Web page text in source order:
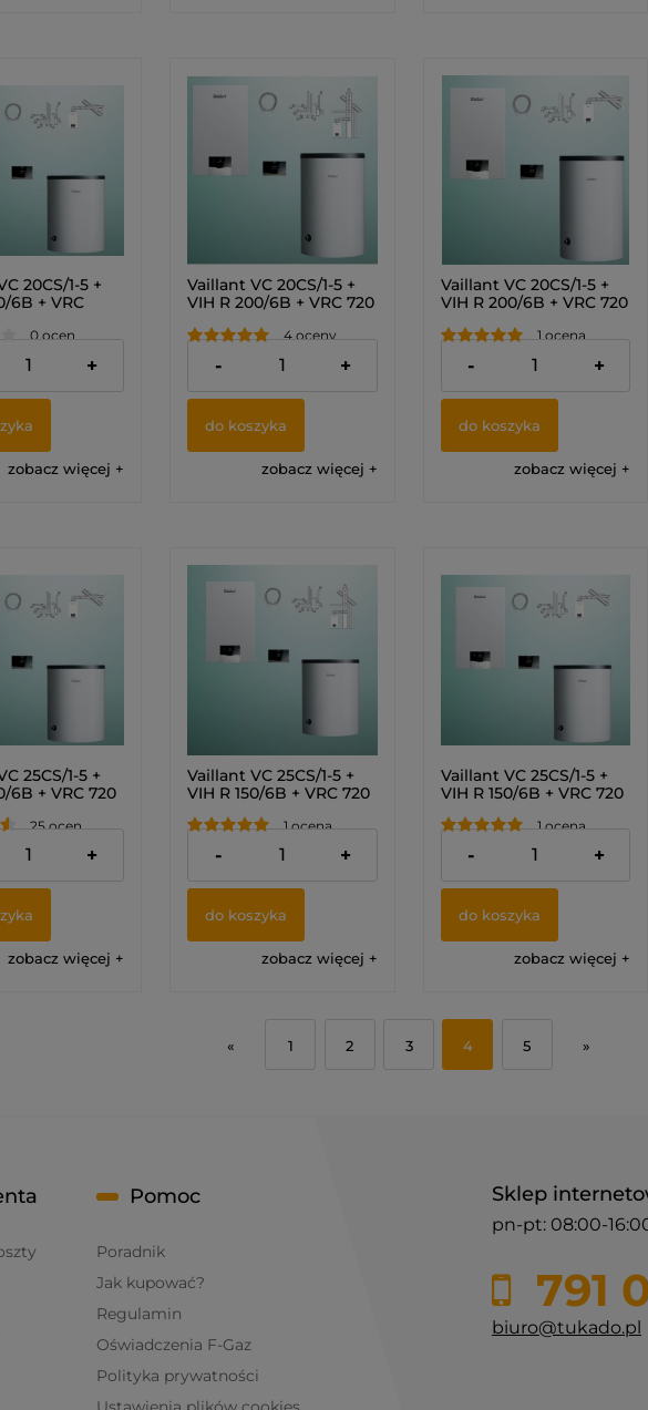
20CS/1-5 +
6B + VRC
ścianę lub
0 ocen
zł +
zobacz więcej
Vaillant VC 20CS/1-5 +
VIH R 200/6B + VRC 720
zestaw do szachtu
(Pakiet) 0010043617
4 oceny
11 820,00 zł
- +
do koszyka
zobacz więcej
Vaillant VC 20CS/1-5 +
VIH R 200/6B + VRC 720
zestaw przez ścianę lub
dach (Pakiet)
0010043629
1 ocena
11 890,00 zł
- +
do koszyka
zobacz więcej
25CS/1-5 +
6B + VRC 720
ścianę lub
25 ocen
zł +
zobacz więcej
Vaillant VC 25CS/1-5 +
VIH R 150/6B + VRC 720
zestaw do szachtu
(Pakiet) 0010043621
1 ocena
12 370,00 zł
- +
do koszyka
zobacz więcej
Vaillant VC 25CS/1-5 +
VIH R 150/6B + VRC 720
zestaw przez ścianę lub
dach (Pakiet)
0010043633
1 ocena
12 430,00 zł
- +
do koszyka
zobacz więcej
« 1 2 3 4 5 »
Sklep
pn-pt: 08:00-
791
biuro@tukado.pl
Pomoc
Poradnik
Jak kupować?
Regulamin
Oświadczenia F-Gaz
Polityka prywatności